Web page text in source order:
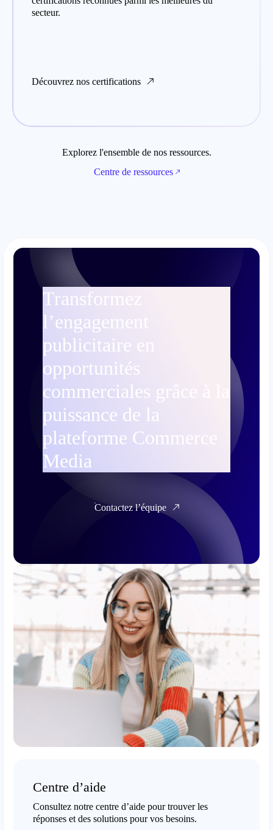
secteur.
Découvrez nos certifications
Explorez l'ensemble de nos ressources.
Centre de ressources
Transformez
l’engagement
publicitaire en
opportunités
commerciales grâce à la
puissance de la
plateforme Commerce
Media
Contactez l’équipe
Centre d’aide
Consultez notre centre d’aide pour trouver les
réponses et des solutions pour vos besoins.